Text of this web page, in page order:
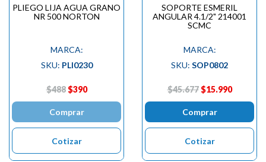
PLIEGO LIJA AGUA GRANO
NR 500 NORTON
MARCA:
SKU: PLI0230
$488 $390
Comprar
Cotizar
SOPORTE ESMERIL
ANGULAR 4.1/2" 214001
SCMC
MARCA:
SKU: SOP0802
$45.677 $15.990
Comprar
Cotizar